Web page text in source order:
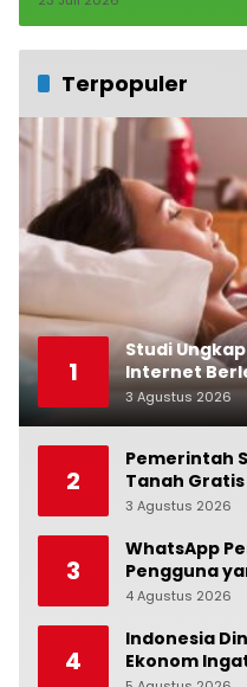
Terpopuler
1
Studi
Internet
Suasana Hati
3 Agustus 2026
2
Pemerintah
Tanah
3 Agustus 2026
3
WhatsApp
Pengguna
4 Agustus 2026
4
Indonesia
Ekonom